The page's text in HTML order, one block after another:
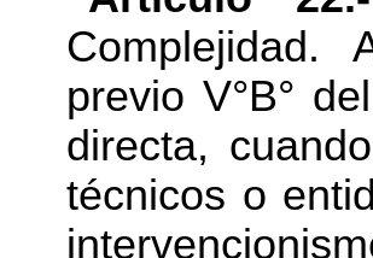
Complejidad.
previo V°B°
directa,
técnicos o